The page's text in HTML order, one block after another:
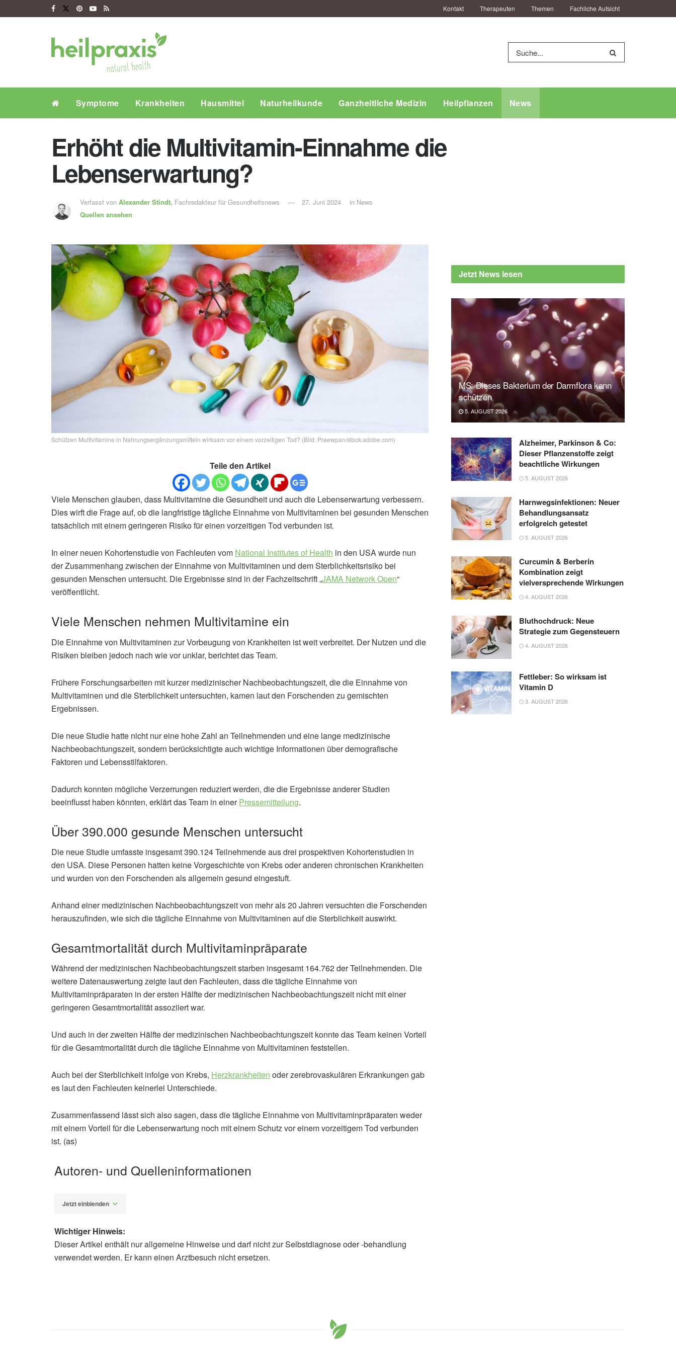
Kontakt Therapeuten Themen Fachliche Aufsicht
Symptome Krankheiten Hausmittel Naturheilkunde Ganzheitliche Medizin Heilpflanzen News
Erhöht die Multivitamin-Einnahme die
Lebenserwartung?
Verfasst von Alexander Stindt, Fachredakteur für Gesundheitsnews
Quellen ansehen
27. Juni 2024 in News
Schützen Multivitamine in Nahrungsergänzungsmitteln wirksam vor einem vorzeitigen Tod? (Bild: Praewpan/stock.adobe.com)
Teile den Artikel
Viele Menschen glauben, dass Multivitamine die Gesundheit und auch die Lebenserwartung verbessern.
Dies wirft die Frage auf, ob die langfristige tägliche Einnahme von Multivitaminen bei gesunden Menschen
tatsächlich mit einem geringeren Risiko für einen vorzeitigen Tod verbunden ist.
In einer neuen Kohortenstudie von Fachleuten vom National Institutes of Health in den USA wurde nun
der Zusammenhang zwischen der Einnahme von Multivitaminen und dem Sterblichkeitsrisiko bei
gesunden Menschen untersucht. Die Ergebnisse sind in der Fachzeitschrift „JAMA Network Open“
veröffentlicht.
Viele Menschen nehmen Multivitamine ein
Die Einnahme von Multivitaminen zur Vorbeugung von Krankheiten ist weit verbreitet. Der Nutzen und die
Risiken bleiben jedoch nach wie vor unklar, berichtet das Team.
Frühere Forschungsarbeiten mit kurzer medizinischer Nachbeobachtungszeit, die die Einnahme von
Multivitaminen und die Sterblichkeit untersuchten, kamen laut den Forschenden zu gemischten
Ergebnissen.
Die neue Studie hatte nicht nur eine hohe Zahl an Teilnehmenden und eine lange medizinische
Nachbeobachtungszeit, sondern berücksichtigte auch wichtige Informationen über demografische
Faktoren und Lebensstilfaktoren.
Dadurch konnten mögliche Verzerrungen reduziert werden, die die Ergebnisse anderer Studien
beeinflusst haben könnten, erklärt das Team in einerPressemitteilung.
Über 390.000 gesunde Menschen untersucht
Die neue Studie umfasste insgesamt 390.124 Teilnehmende aus drei prospektiven Kohortenstudien in
den USA. Diese Personen hatten keine Vorgeschichte von Krebs oder anderen chronischen Krankheiten
und wurden von den Forschenden als allgemein gesund eingestuft.
Anhand einer medizinischen Nachbeobachtungszeit von mehr als 20 Jahren versuchten die Forschenden
herauszufinden, wie sich die tägliche Einnahme von Multivitaminen auf die Sterblichkeit auswirkt.
Gesamtmortalität durch Multivitaminpräparate
Während der medizinischen Nachbeobachtungszeit starben insgesamt 164.762 der Teilnehmenden. Die
weitere Datenauswertung zeigte laut den Fachleuten, dass die tägliche Einnahme von
Multivitaminpräparaten in der ersten Hälfte der medizinischen Nachbeobachtungszeit nicht mit einer
geringeren Gesamtmortalität assoziiert war.
Und auch in der zweiten Hälfte der medizinischen Nachbeobachtungszeit konnte das Team keinen Vorteil
für die Gesamtmortalität durch die tägliche Einnahme von Multivitaminen feststellen.
Auch bei der Sterblichkeit infolge von Krebs, Herzkrankheiten oder zerebrovaskulären Erkrankungen gab
es laut den Fachleuten keinerlei Unterschiede.
Zusammenfassend lässt sich also sagen, dass die tägliche Einnahme von Multivitaminpräparaten weder
mit einem Vorteil für die Lebenserwartung noch mit einem Schutz vor einem vorzeitigem Tod verbunden
ist. (as)
Autoren- und Quelleninformationen
Jetzt einblenden
Alexander Stindt
NIH/National Cancer Institute
Wichtiger Hinweis:
Dieser Artikel enthält nur allgemeine Hinweise und darf nicht zur Selbstdiagnose oder -behandlung
verwendet werden. Er kann einen Arztbesuch nicht ersetzen.
Jetzt News lesen
MS: Dieses Bakterium der Darmflora kann
schützen
5. AUGUST 2026
Alzheimer, Parkinson & Co:
Dieser Pflanzenstoffe zeigt
beachtliche Wirkungen
5. AUGUST 2026
Harnwegsinfektionen: Neuer
Behandlungsansatz
erfolgreich getestet
5. AUGUST 2026
Curcumin & Berberin
Kombination zeigt
vielversprechende Wirkungen
4. AUGUST 2026
Bluthochdruck: Neue
Strategie zum Gegensteuern
4. AUGUST 2026
Fettleber: So wirksam ist
Vitamin D
3. AUGUST 2026